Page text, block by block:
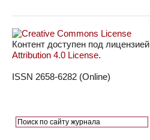
Контент доступен под лицензией
Attribution 4.0 License.
ISSN 2658-6282 (Online)